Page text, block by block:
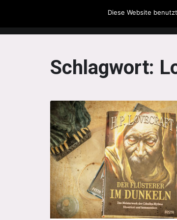
The Howling Men
Schlagwort:
Diese Website